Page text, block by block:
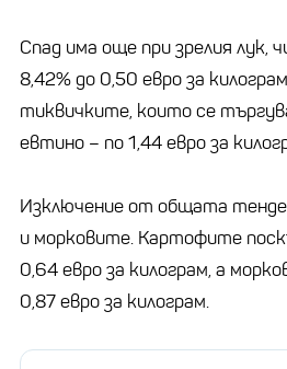
Спад има още при зрелия лук,
8,42% до 0,50 евро за
тиквичките, които се
евтино – по 1,44 евро за
Изключение от общата
и морковите. Картофите
0,64 евро за килограм, а
0,87 евро за килограм.